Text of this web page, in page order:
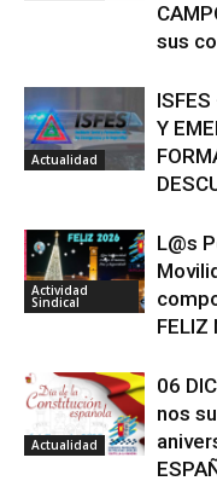
sus
Actualidad
Y
Actividad
Sindical
L@s
FELIZ
Actualidad
06
nos